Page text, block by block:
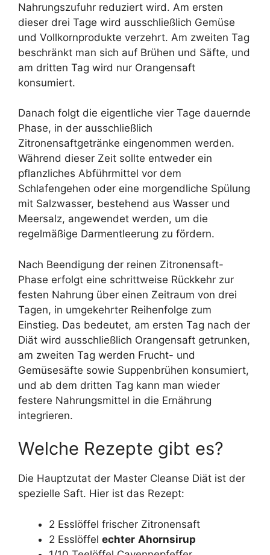
Nahrungszufuhr reduziert wird. Am ersten
dieser drei Tage wird ausschließlich Gemüse
und Vollkornprodukte verzehrt. Am zweiten Tag
beschränkt man sich auf Brühen und Säfte, und
am dritten Tag wird nur Orangensaft
konsumiert.
Danach folgt die eigentliche vier Tage dauernde
Phase, in der ausschließlich
Zitronensaftgetränke eingenommen werden.
Während dieser Zeit sollte entweder ein
pflanzliches Abführmittel vor dem
Schlafengehen oder eine morgendliche Spülung
mit Salzwasser, bestehend aus Wasser und
Meersalz, angewendet werden, um die
regelmäßige Darmentleerung zu fördern.
Nach Beendigung der reinen Zitronensaft-
Phase erfolgt eine schrittweise Rückkehr zur
festen Nahrung über einen Zeitraum von drei
Tagen, in umgekehrter Reihenfolge zum
Einstieg. Das bedeutet, am ersten Tag nach der
Diät wird ausschließlich Orangensaft getrunken,
am zweiten Tag werden Frucht- und
Gemüsesäfte sowie Suppenbrühen konsumiert,
und ab dem dritten Tag kann man wieder
festere Nahrungsmittel in die Ernährung
integrieren.
Welche Rezepte gibt es?
Die Hauptzutat der Master Cleanse Diät ist der
spezielle Saft. Hier ist das Rezept:
2 Esslöffel frischer Zitronensaft
2 Esslöffel echter Ahornsirup